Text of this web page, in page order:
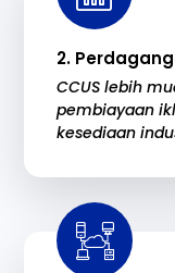
2.
CCUS lebih
pembiayaan
kesediaan